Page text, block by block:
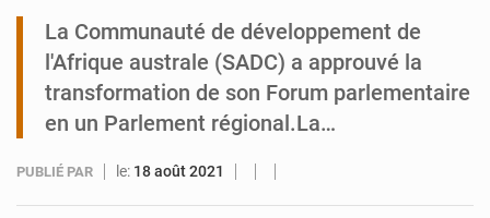
Tibiri : le dialogue, nouveau terrain de jeu pour la paix
La Communauté de développement de
l'Afrique australe (SADC) a approuvé la
transformation de son Forum parlementaire
en un Parlement régional.La…
PUBLIÉ PAR le: 18 août 2021